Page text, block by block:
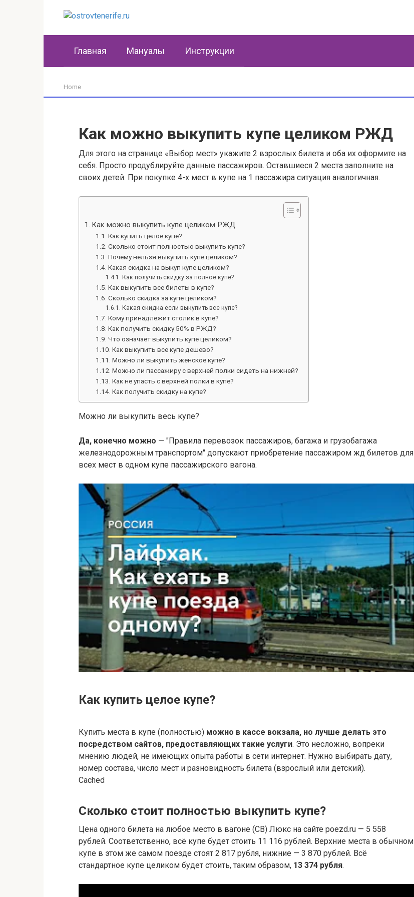
Главная Мануалы Инструкции
Home
Как можно выкупить купе целиком РЖД
Для этого на странице «Выбор мест» укажите 2 взрослых билета и оба их оформите на
себя. Просто продублируйте данные пассажиров. Оставшиеся 2 места заполните на
своих детей. При покупке 4-х мест в купе на 1 пассажира ситуация аналогичная.
Как можно выкупить купе целиком РЖД
Как купить целое купе?
Сколько стоит полностью выкупить купе?
Почему нельзя выкупить купе целиком?
Какая скидка на выкуп купе целиком?
Как получить скидку за полное купе?
Как выкупить все билеты в купе?
Сколько скидка за купе целиком?
Какая скидка если выкупить все купе?
Кому принадлежит столик в купе?
Как получить скидку 50% в РЖД?
Что означает выкупить купе целиком?
Как выкупить все купе дешево?
Можно ли выкупить женское купе?
Можно ли пассажиру с верхней полки сидеть на нижней?
Как не упасть с верхней полки в купе?
Как получить скидку на купе?
Можно ли выкупить весь купе?
Да, конечно можно — "Правила перевозок пассажиров, багажа и грузобагажа
железнодорожным транспортом" допускают приобретение пассажиром жд билетов для
всех мест в одном купе пассажирского вагона.
Как купить целое купе?
Купить места в купе (полностью) можно в кассе вокзала, но лучше делать это
посредством сайтов, предоставляющих такие услуги. Это несложно, вопреки
мнению людей, не имеющих опыта работы в сети интернет. Нужно выбирать дату,
номер состава, число мест и разновидность билета (взрослый или детский).
Cached
Сколько стоит полностью выкупить купе?
Цена одного билета на любое место в вагоне (СВ) Люкс на сайте poezd.ru — 5 558
рублей. Соответственно, всё купе будет стоить 11 116 рублей. Верхние места в обычном
купе в этом же самом поезде стоят 2 817 рубля, нижние — 3 870 рублей. Всё
стандартное купе целиком будет стоить, таким образом, 13 374 рубля.